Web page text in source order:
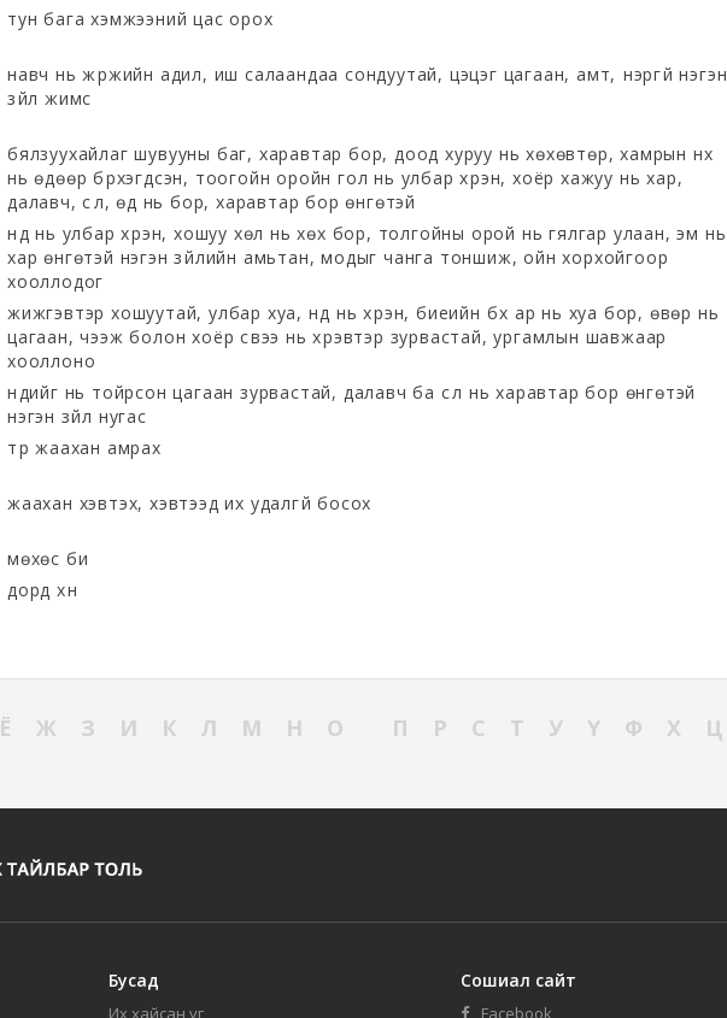
тун бага хэмжээний цас орох
навч нь жүржийн адил, иш салаандаа сондуутай, цэцэг цагаан, амт, үнэргүй нэгэн
зүйл жимс
бялзуухайлаг шувууны баг, харавтар бор, доод хуруу нь хөхөвтөр, хамрын нүх
нь өдөөр бүрхэгдсэн, тоогойн оройн гол нь улбар хүрэн, хоёр хажуу нь хар,
далавч, сүүл, өд нь бор, харавтар бор өнгөтэй
нүд нь улбар хүрэн, хошуу хөл нь хөх бор, толгойны орой нь гялгар улаан, эм нь
хар өнгөтэй нэгэн зүйлийн амьтан, модыг чанга тоншиж, ойн хорхойгоор
хооллодог
жижгэвтэр хошуутай, улбар хуа, нүд нь хүрэн, биеийн бүх ар нь хуа бор, өвөр нь
цагаан, чээж болон хоёр сүвээ нь хүрэвтэр зурвастай, ургамлын шавжаар
хооллоно
нүдийг нь тойрсон цагаан зурвастай, далавч ба сүүл нь харавтар бор өнгөтэй
нэгэн зүйл нугас
түр жаахан амрах
жаахан хэвтэх, хэвтээд их удалгүй босох
мөхөс би
дорд хүн
Ё Ж З И К Л М Н О П Р С Т У Ү Ф Х Ц
Бусад
Их хайсан үг
Сошиал сайт
Facebook